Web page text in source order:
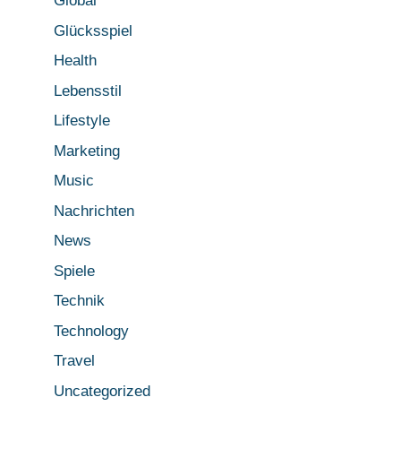
Glücksspiel
Health
Lebensstil
Lifestyle
Marketing
Music
Nachrichten
News
Spiele
Technik
Technology
Travel
Uncategorized